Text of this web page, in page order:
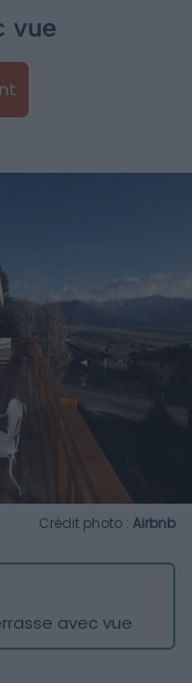
vue
Crédit photo : Airbnb
avec vue